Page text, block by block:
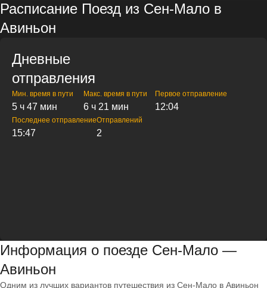
Расписание Поезд из Сен-Мало в
Авиньон
Дневные
отправления
Мин. время в пути
5 ч 47 мин
Макс. время в пути
6 ч 21 мин
Первое отправление
12:04
Последнее отправление
15:47
Отправлений
2
Информация о поезде Сен-Мало —
Авиньон
Одним из лучших вариантов путешествия из Сен-Мало в Авиньон